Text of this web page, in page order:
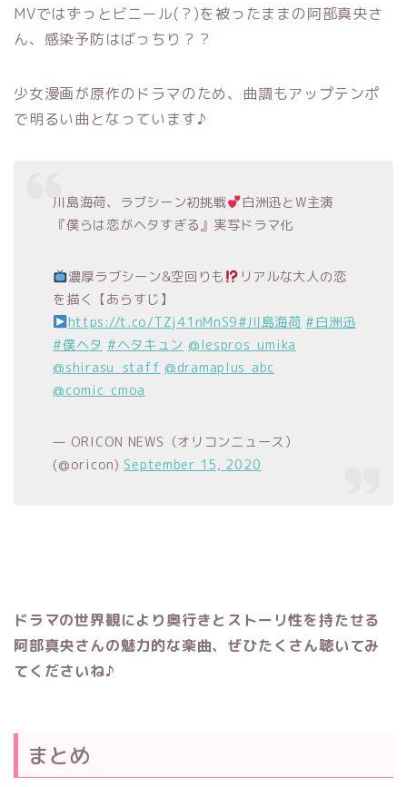
MVではずっとビニール(？)を被ったままの阿部真央さ
ん、感染予防はばっちり？？
少女漫画が原作のドラマのため、曲調もアップテンポ
で明るい曲となっています♪
川島海荷、ラブシーン初挑戦
白洲迅とW主演
『僕らは恋がヘタすぎる』実写ドラマ化
濃厚ラブシーン&空回りも
リアルな大人の恋
を描く【あらすじ】
https://t.co/TZj41nMnS9#川島海荷 #白洲迅
#僕ヘタ #ヘタキュン @lespros_umika
@shirasu_staff @dramaplus_abc
@comic_cmoa
— ORICON NEWS（オリコンニュース）
(@oricon) September 15, 2020
ドラマの世界観により奥行きとストーリ性を持たせる
阿部真央さんの魅力的な楽曲、ぜひたくさん聴いてみ
てくださいね♪
まとめ